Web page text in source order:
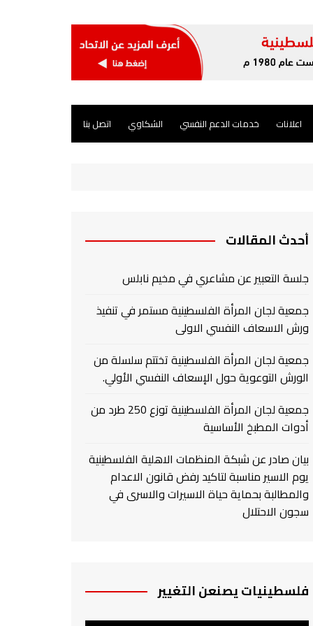
اعلانات خدمات الدعم النفسي الشكاوي اتصل بنا
أحدث المقالات
جلسة التعبير عن مشاعري في مخيم نابلس
جمعية لجان المرأة الفلسطينية مستمر في تنفيذ
ورش الاسعاف النفسي الاولى
جمعية لجان المرأة الفلسطينية تختتم سلسلة من
الورش التوعوية حول الإسعاف النفسي الأولي.
جمعية لجان المرأة الفلسطينية توزع 250 طرد من
أدوات المطبخ الأساسية
بيان صادر عن شبكة المنظمات الاهلية الفلسطينية
يوم الاسير مناسبة لتاكيد رفض قانون الاعدام
والمطالبة بحماية حياة الاسيرات والاسرى في
سجون الاحتلال
فلسطينيات يصنعن التغيير